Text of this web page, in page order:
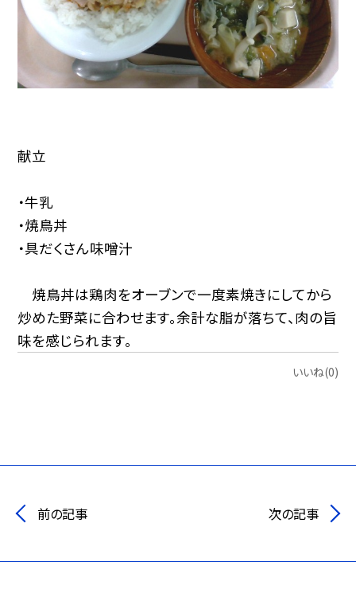
献立
・牛乳
・焼鳥丼
・具だくさん味噌汁
焼鳥丼は鶏肉をオーブンで一度素焼きにしてから
炒めた野菜に合わせます。余計な脂が落ちて、肉の旨
味を感じられます。
いいね(0)
前の記事 次の記事